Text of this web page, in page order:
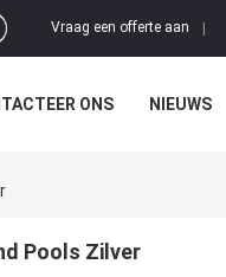
Vraag een offerte aan
ONS NIEUWS
Pools Zilver